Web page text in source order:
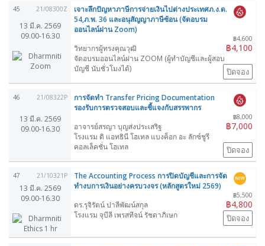
45 21/08300Z
13 มี.ค. 2569
09.00-16.30
เจาะลึกปัญหาภาษีการจ่ายเงินไปต่างประเทศภ.ง.ด.
54,ภ.พ. 36 และอนุสัญญาภาษีซ้อน (จัดอบรม
ออนไลน์ผ่าน Zoom)
฿4,600
฿4,100
วิทยากรผู้ทรงคุณวุฒิ
จัดอบรมออนไลน์ผ่าน ZOOM (ผู้ทำบัญชีและผู้สอบ
บัญชี นับชั่วโมงได้)
ปิดจอง
46 21/08322P
13 มี.ค. 2569
09.00-16.30
การจัดทำ Transfer Pricing Documentation
รองรับการตรวจสอบและชี้แจงกับสรรพากร
฿8,000
฿7,000
อาจารย์สรญา บุญส่งประเสริฐ
โรงแรม ดิ แอทธินี โฮเทล แบงค็อก อะ ลักซ์ชูรี
คอลเล็คชั่น โฮเทล
ปิดจอง
47 21/10321P
13 มี.ค. 2569
09.00-16.30
The Accounting Process การปิดบัญชีและการจัด
ทำงบการเงินอย่างครบวงจร (หลักสูตรใหม่ 2569)
฿5,500
฿4,800
ดร.รุจิรัตน์ ปาลีพัฒน์สกุล
โรงแรม จุบีลี เพรสทีจน์ รัชดาภิเษก
ปิดจอง